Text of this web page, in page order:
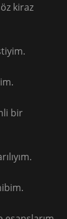
kiraz
bir